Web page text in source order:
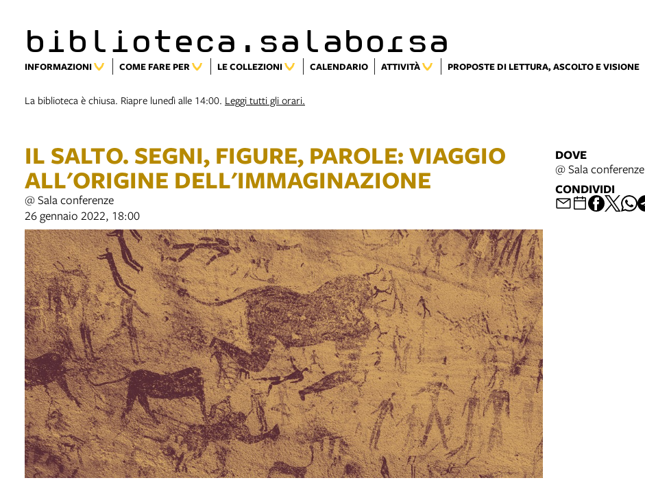
biblioteca.salaborsa
INFORMAZIONI COME FARE PER LE COLLEZIONI CALENDARIO ATTIVITÀ PROPOSTE DI LETTURA, ASCOLTO E VISIONE
La biblioteca è chiusa. Riapre lunedì alle 14:00. Leggi tutti gli orari.
IL SALTO. SEGNI, FIGURE, PAROLE: VIAGGIO
ALL'ORIGINE DELL'IMMAGINAZIONE
@ Sala conferenze
26 gennaio 2022, 18:00
DOVE
@ Sala conferenze
CONDIVIDI